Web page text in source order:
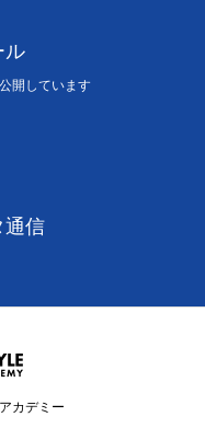
ル
開しています
通信
カデミー